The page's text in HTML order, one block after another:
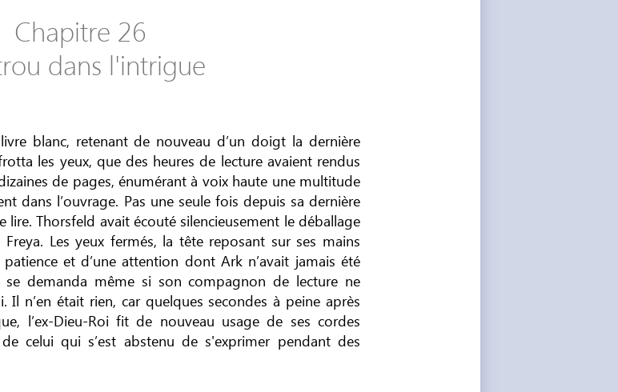
Chapitre 26
dans l'intrigue
blanc, retenant de nouveau d’un doigt la dernière
les yeux, que des heures de lecture avaient rendus
de pages, énumérant à voix haute une multitude
dans l’ouvrage. Pas une seule fois depuis sa dernière
lire. Thorsfeld avait écouté silencieusement le déballage
Les yeux fermés, la tête reposant sur ses mains
et d’une attention dont Ark n’avait jamais été
demanda même si son compagnon de lecture ne
Il n’en était rien, car quelques secondes à peine après
l’ex-Dieu-Roi fit de nouveau usage de ses cordes
celui qui s’est abstenu de s'exprimer pendant des